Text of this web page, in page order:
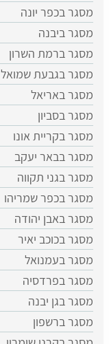
מסגר בכפר יונה
מסגר ביבנה
מסגר ברמת השרון
מסגר בגבעת שמואל
מסגר באריאל
מסגר בסביון
מסגר בקריית אונו
מסגר בבאר יעקב
מסגר בגני תקווה
מסגר בכפר שמריהו
מסגר באבן יהודה
מסגר בכוכב יאיר
מסגר בעמנואל
מסגר בפרדסיה
מסגר בגן יבנה
מסגר ברשפון